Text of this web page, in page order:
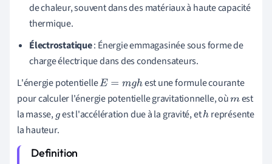
de chaleur, souvent dans des matériaux à haute capacité
thermique.
Électrostatique: Énergie emmagasinée sous forme de
charge électrique dans des condensateurs.
L'énergie potentielleE= mg h
est une formule courante
pour calculer l'énergie potentielle gravitationnelle, oùmest
la masse,gest l'accélération due à la gravité, eth représente
la hauteur.